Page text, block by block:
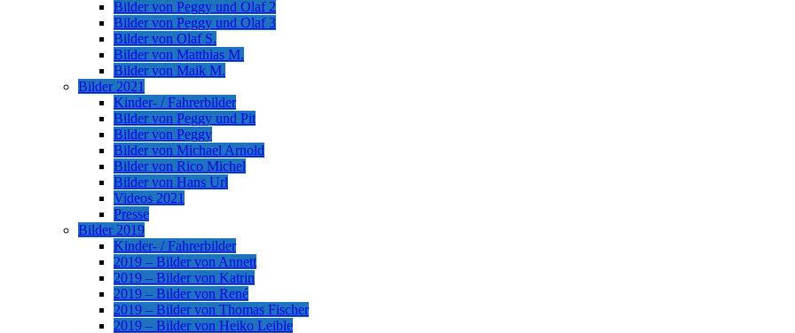
Bilder von Peggy und Olaf 2
Bilder von Peggy und Olaf 3
Bilder von Olaf S.
Bilder von Matthias M.
Bilder von Maik M.
Bilder 2021
Kinder- / Fahrerbilder
Bilder von Peggy und Pit
Bilder von Peggy
Bilder von Michael Arnold
Bilder von Rico Michel
Bilder von Hans Url
Videos 2021
Presse
Bilder 2019
Kinder- / Fahrerbilder
2019 – Bilder von Annett
2019 – Bilder von Katrin
2019 – Bilder von René
2019 – Bilder von Thomas Fischer
2019 – Bilder von Heiko Leible